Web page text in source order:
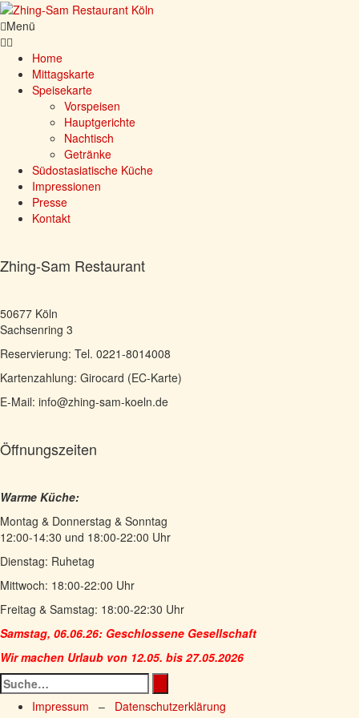
Menü
Home
Mittagskarte
Speisekarte
Vorspeisen
Hauptgerichte
Nachtisch
Getränke
Südostasiatische Küche
Impressionen
Presse
Kontakt
Zhing-Sam Restaurant
50677 Köln
Sachsenring 3
Reservierung: Tel. 0221-8014008
Kartenzahlung: Girocard (EC-Karte)
E-Mail: info@zhing-sam-koeln.de
Öffnungszeiten
Warme Küche:
Montag & Donnerstag & Sonntag
12:00-14:30 und 18:00-22:00 Uhr
Dienstag: Ruhetag
Mittwoch: 18:00-22:00 Uhr
Freitag & Samstag: 18:00-22:30 Uhr
Samstag, 06.06.26: Geschlossene Gesellschaft
Wir machen Urlaub von 12.05. bis 27.05.2026
Impressum – Datenschutzerklärung